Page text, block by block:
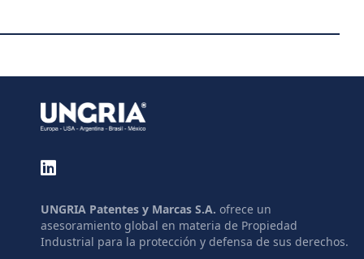
UNGRIA Patentes y Marcas S.A. ofrece un
asesoramiento global en materia de Propiedad
Industrial para la protección y defensa de sus derechos.